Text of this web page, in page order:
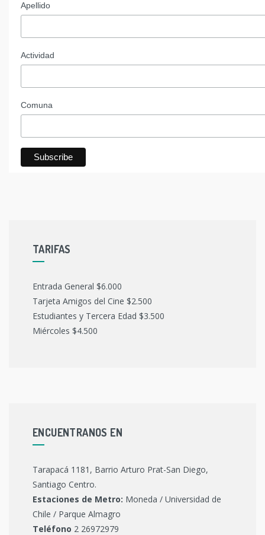
Apellido
Actividad
Comuna
TARIFAS
Entrada General $6.000
Tarjeta Amigos del Cine $2.500
Estudiantes y Tercera Edad $3.500
Miércoles $4.500
ENCUENTRANOS EN
Tarapacá 1181, Barrio Arturo Prat-San Diego,
Santiago Centro.
Estaciones de Metro: Moneda / Universidad de
Chile / Parque Almagro
Teléfono 2 26972979